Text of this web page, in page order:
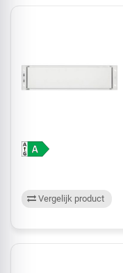
Vergelijk product